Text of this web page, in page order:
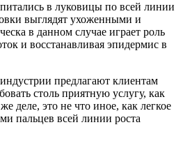
в луковицы по всей линии
выглядят ухоженными и
в данном случае играет роль
и восстанавливая эпидермис в
предлагают клиентам
столь приятную услугу, как
деле, это не что иное, как легкое
пальцев всей линии роста